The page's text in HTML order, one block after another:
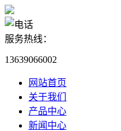
服务热线：
13639066002
网站首页
关于我们
产品中心
新闻中心